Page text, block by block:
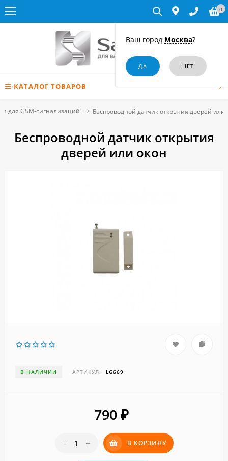
Ваш город Москва?
0
КАТАЛОГ ТОВАРОВ
для GSM-сигнализаций Беспроводной датчик открытия дверей или
Беспроводной датчик открытия
дверей или окон
В НАЛИЧИИ АРТИКУЛ: LG669
790 ₽
- + В КОРЗИНУ